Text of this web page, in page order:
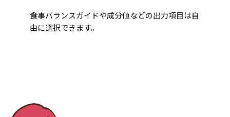
食事バランスガイドや成分値などの出力項目は自
由に選択できます。